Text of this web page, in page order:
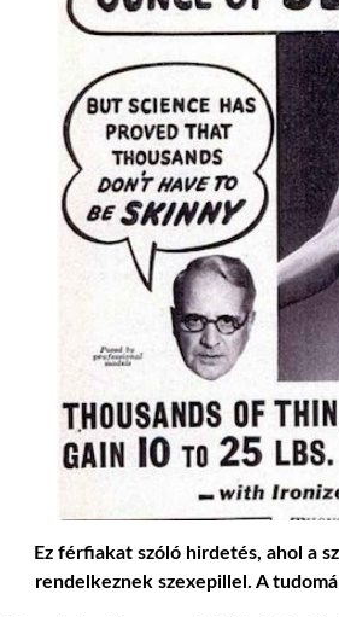
Ez férfiakat szóló hirdetés, ahol a
rendelkeznek szexepillel. A